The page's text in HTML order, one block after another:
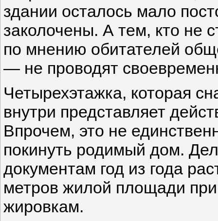
здании осталось мало
заколочены. А тем, кто не
по мнению обитателей
— не проводят
Четырехэтажка, которая
внутри представляет
Впрочем, это не
покинуть родимый дом.
документам год из года
метров жилой площади
жировкам.